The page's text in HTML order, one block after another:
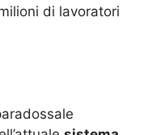
di lavoratori